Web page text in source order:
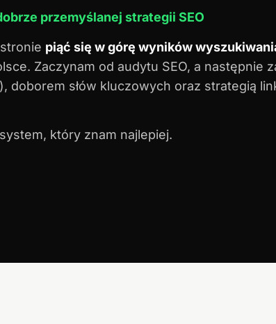
przemyślanej strategii SEO
piąć się w górę wyników
Zaczynam od audytu SEO, a następnie
doborem słów kluczowych oraz strategią
który znam najlepiej.